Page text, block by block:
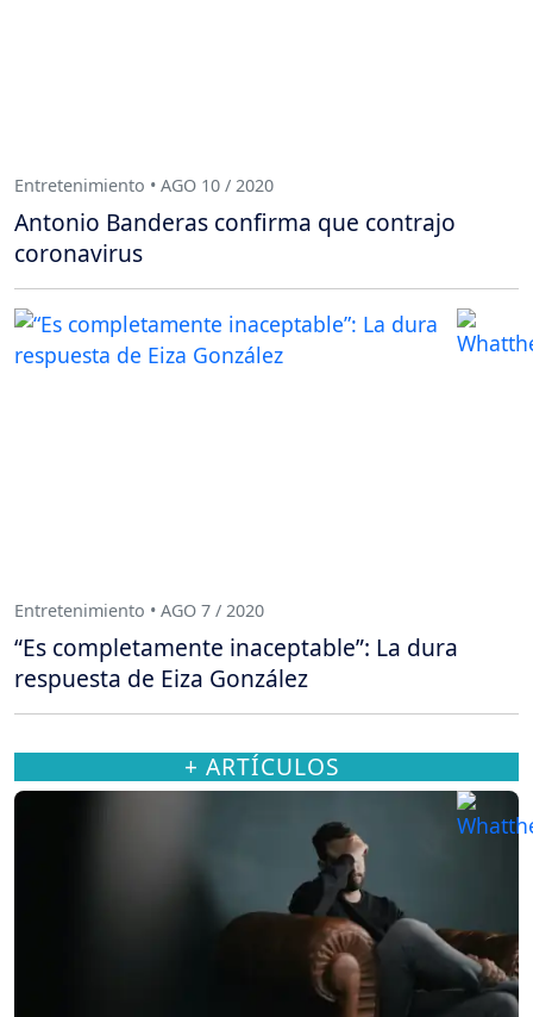
Entretenimiento • AGO 10 / 2020
Antonio Banderas confirma que contrajo
coronavirus
Entretenimiento • AGO 7 / 2020
“Es completamente inaceptable”: La dura
respuesta de Eiza González
+ ARTÍCULOS